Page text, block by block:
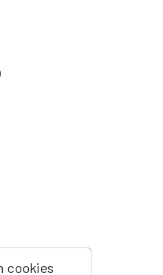
cookies